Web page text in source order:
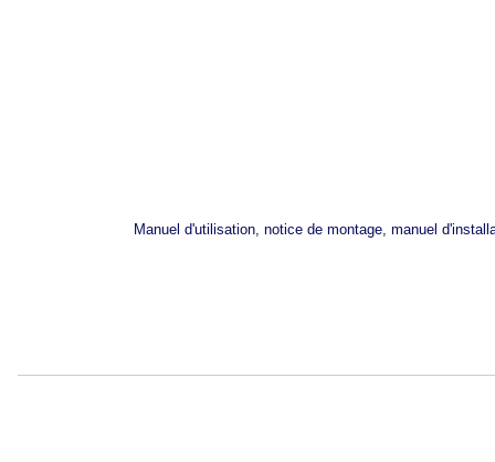
Manuel d'utilisation, notice de montage, manuel